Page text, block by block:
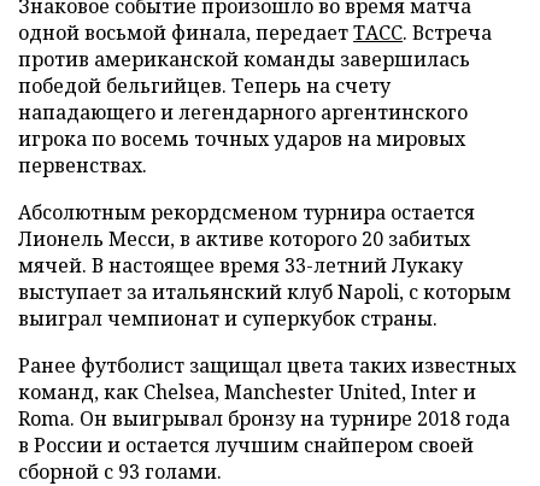
Знаковое событие произошло во время матча
одной восьмой финала, передаетТАСС. Встреча
против американской команды завершилась
победой бельгийцев. Теперь на счету
нападающего и легендарного аргентинского
игрока по восемь точных ударов на мировых
первенствах.
Абсолютным рекордсменом турнира остается
Лионель Месси, в активе которого 20 забитых
мячей. В настоящее время 33-летний Лукаку
выступает за итальянский клуб Napoli, с которым
выиграл чемпионат и суперкубок страны.
Ранее футболист защищал цвета таких известных
команд, как Chelsea, Manchester United, Inter и
Roma. Он выигрывал бронзу на турнире 2018 года
в России и остается лучшим снайпером своей
сборной с 93 голами.